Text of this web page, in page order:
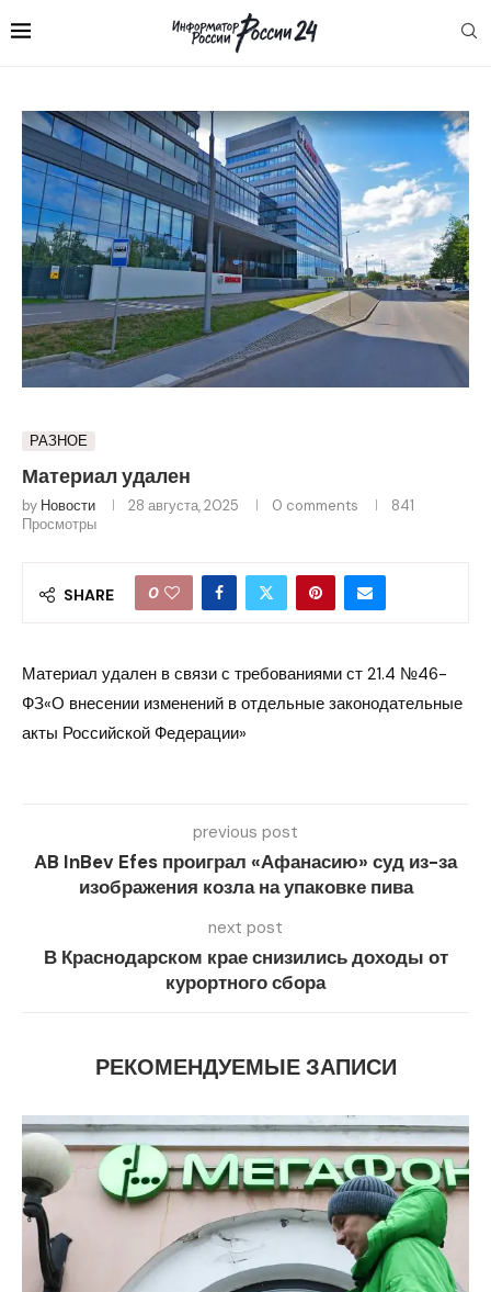
РАЗНОЕ
Материал удален
by Новости 28 августа, 2025 0 comments
841
Просмотры
SHARE 0
Материал удален в связи с требованиями ст 21.4 №46-
ФЗ«О внесении изменений в отдельные законодательные
акты Российской Федерации»
previous post
AB InBev Efes проиграл «Афанасию» суд из-за
изображения козла на упаковке пива
next post
В Краснодарском крае снизились доходы от
курортного сбора
РЕКОМЕНДУЕМЫЕ ЗАПИСИ